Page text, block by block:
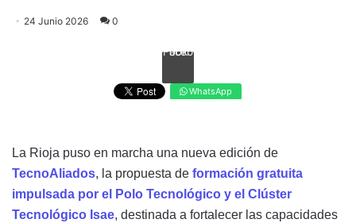
24 Junio 2026 0
Facebook
WhatsApp
La Rioja puso en marcha una nueva edición de
TecnoAliados, la propuesta de formación gratuita
impulsada por el Polo Tecnológico y el Clúster
Tecnológico Isae, destinada a fortalecer las capacidades